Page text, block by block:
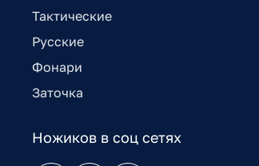
Тактические
Русские
Фонари
Заточка
Ножиков в соц сетях